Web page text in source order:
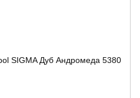
SIGMA Дуб Андромеда 5380